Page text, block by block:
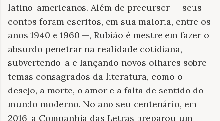
latino-americanos. Além de precursor — seus
contos foram escritos, em sua maioria, entre os
anos 1940 e 1960 —, Rubião é mestre em fazer o
absurdo penetrar na realidade cotidiana,
subvertendo-a e lançando novos olhares sobre
temas consagrados da literatura, como o
desejo, a morte, o amor e a falta de sentido do
mundo moderno. No ano seu centenário, em
2016, a Companhia das Letras preparou um